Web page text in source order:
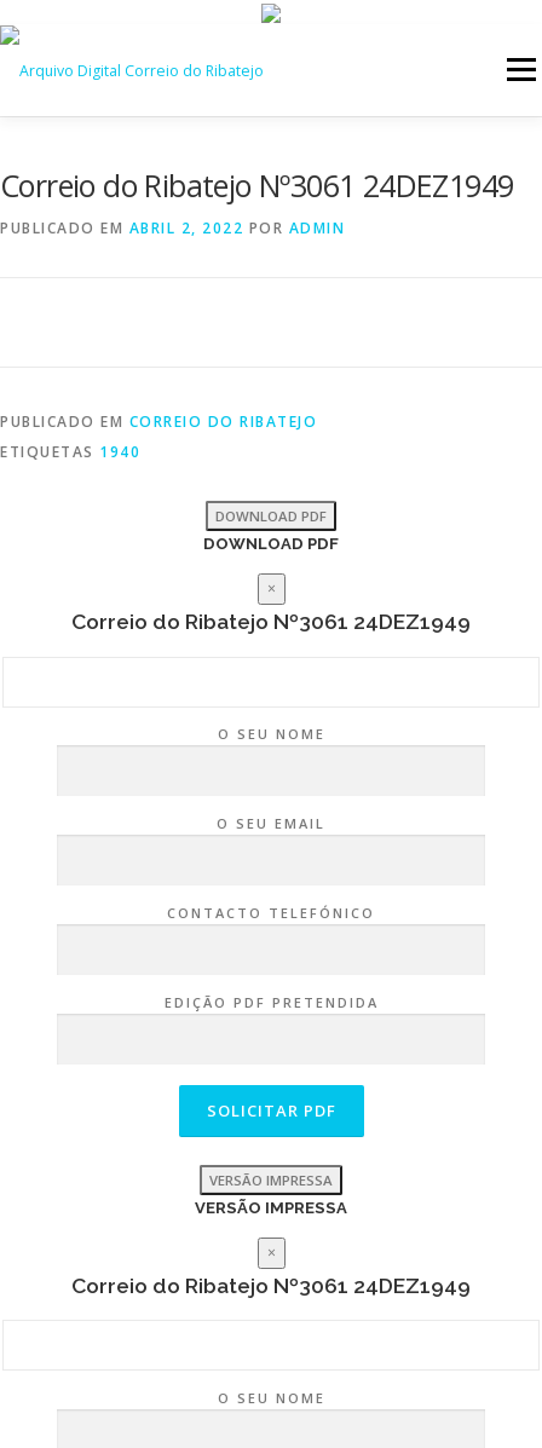
Saltar
conteúdo
Menu
Correio do Ribatejo Nº3061 24DEZ1949
PUBLICADO EM ABRIL 2, 2022 POR ADMIN
PUBLICADO EM CORREIO DO RIBATEJO
ETIQUETAS 1940
DOWNLOAD PDF
DOWNLOAD PDF
×
Correio do Ribatejo Nº3061 24DEZ1949
O SEU NOME
O SEU EMAIL
CONTACTO TELEFÓNICO
EDIÇÃO PDF PRETENDIDA
VERSÃO IMPRESSA
VERSÃO IMPRESSA
×
Correio do Ribatejo Nº3061 24DEZ1949
O SEU NOME